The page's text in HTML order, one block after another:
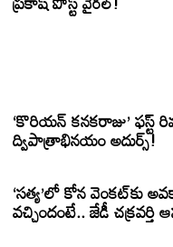
‘కొరియన్ కనకరాజు’ ఫస్ట్
ద్విపాత్రాభినయం అదుర్స్!
‘సత్య’లో కోన వెంకట్‌కు
వచ్చిందంటే.. జేడీ చక్రవర్తి